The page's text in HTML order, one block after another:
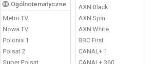
Ogólnotematyczne
Metro TV
Nowa TV
Polonia 1
Polsat 2
Super Polsat
AXN Black
AXN Spin
AXN White
BBC First
CANAL+ 1
CANAL+ 360